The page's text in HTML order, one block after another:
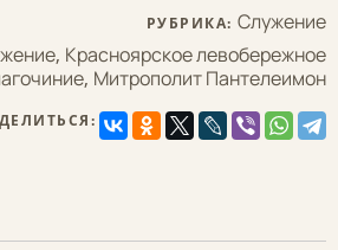
РУБРИКА: Служение
, Красноярское левобережное
, Митрополит Пантелеимон